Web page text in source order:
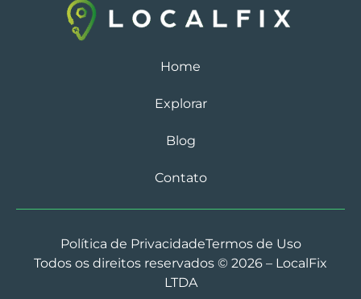
Home
Explorar
Blog
Contato
Todos os direitos reservados © 2026 – LocalFix
LTDA
Política de PrivacidadeTermos de Uso